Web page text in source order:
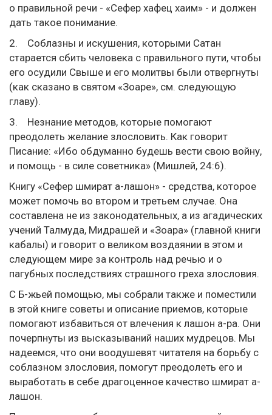
о правильной речи - «Сефер хафец хаим» - и должен
дать такое понимание.
2. Соблазны и искушения, которыми Сатан
старается сбить человека с правильного пути, чтобы
его осудили Свыше и его молитвы были отвергнуты
(как сказано в святом «Зоаре», см. следующую
главу).
3. Незнание методов, которые помогают
преодолеть желание злословить. Как говорит
Писание: «Ибо обдуманно будешь вести свою войну,
и помощь - в силе советника» (Мишлей, 24:6).
Книгу «Сефер шмират а-лашон» - средства, которое
может помочь во втором и третьем случае. Она
составлена не из законодательных, а из агадических
учений Талмуда, Мидрашей и «Зоара» (главной книги
кабалы) и говорит о великом воздаянии в этом и
следующем мире за контроль над речью и о
пагубных последствиях страшного греха злословия.
С Б-жьей помощью, мы собрали также и поместили
в этой книге советы и описание приемов, которые
помогают избавиться от влечения к лашон а-ра. Они
почерпнуты из высказываний наших мудрецов. Мы
надеемся, что они воодушевят читателя на борьбу с
соблазном злословия, помогут преодолеть его и
выработать в себе драгоценное качество шмират а-
лашон.